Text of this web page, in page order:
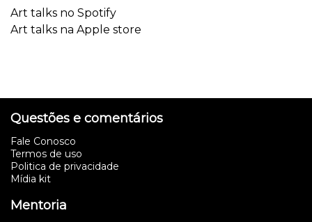
Art talks no Spotify
Art talks na Apple store
Questões e comentários
Fale Conosco
Termos de uso
Politica de privacidade
Mídia kit
Mentoria